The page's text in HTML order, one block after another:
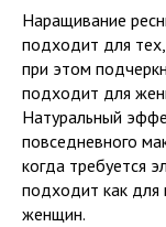
Наращивание
подходит для
при этом
подходит для
Натуральный
повседневного
когда требуется
подходит как
женщин.